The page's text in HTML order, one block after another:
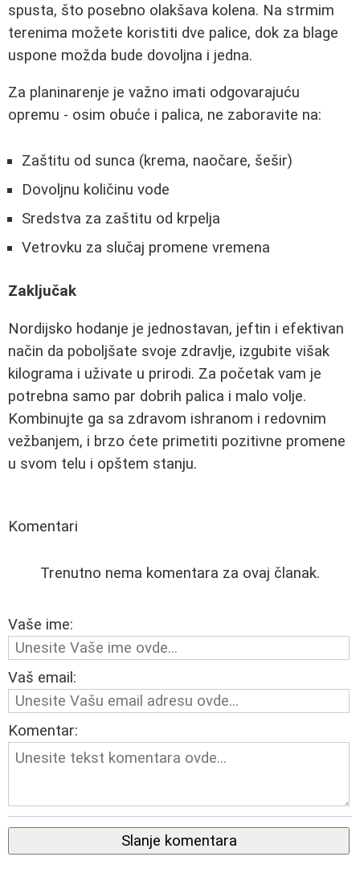
spusta, što posebno olakšava kolena. Na strmim
terenima možete koristiti dve palice, dok za blage
uspone možda bude dovoljna i jedna.
Za planinarenje je važno imati odgovarajuću
opremu - osim obuće i palica, ne zaboravite na:
Zaštitu od sunca (krema, naočare, šešir)
Dovoljnu količinu vode
Sredstva za zaštitu od krpelja
Vetrovku za slučaj promene vremena
Zaključak
Nordijsko hodanje je jednostavan, jeftin i efektivan
način da poboljšate svoje zdravlje, izgubite višak
kilograma i uživate u prirodi. Za početak vam je
potrebna samo par dobrih palica i malo volje.
Kombinujte ga sa zdravom ishranom i redovnim
vežbanjem, i brzo ćete primetiti pozitivne promene
u svom telu i opštem stanju.
Komentari
Trenutno nema komentara za ovaj članak.
Vaše ime:
Vaš email:
Komentar:
Slanje komentara